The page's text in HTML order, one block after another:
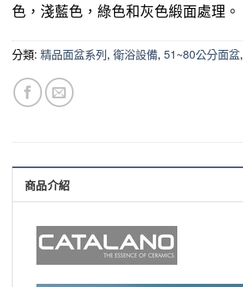
色，淺藍色，綠色和灰色緞面處理。
分類: 精品面盆系列, 衛浴設備, 51~80公分面盆,
商品介紹